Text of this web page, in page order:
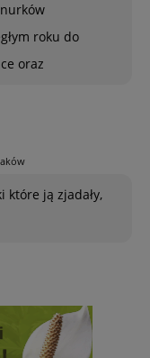
roku do
oraz
które ją zjadały,